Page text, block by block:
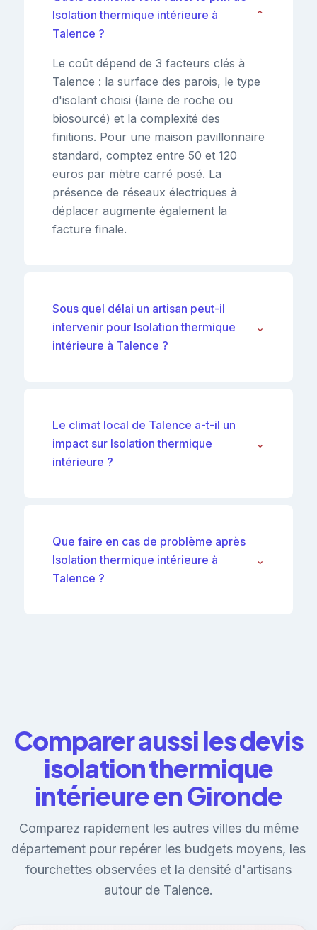
Isolation thermique intérieure à
Talence ?
⌄
Le coût dépend de 3 facteurs clés à
Talence : la surface des parois, le type
d'isolant choisi (laine de roche ou
biosourcé) et la complexité des
finitions. Pour une maison pavillonnaire
standard, comptez entre 50 et 120
euros par mètre carré posé. La
présence de réseaux électriques à
déplacer augmente également la
facture finale.
Sous quel délai un artisan peut-il
intervenir pour Isolation thermique
intérieure à Talence ?
⌄
Le climat local de Talence a-t-il un
impact sur Isolation thermique
intérieure ?
⌄
Que faire en cas de problème après
Isolation thermique intérieure à
Talence ?
⌄
Comparer aussi les devis
isolation thermique
intérieure en Gironde
Comparez rapidement les autres villes du même
département pour repérer les budgets moyens, les
fourchettes observées et la densité d'artisans
autour de Talence.